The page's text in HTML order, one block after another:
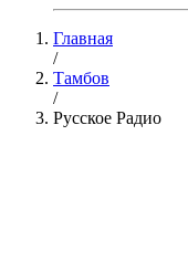
Главная
/
Тамбов
/
Русское Радио